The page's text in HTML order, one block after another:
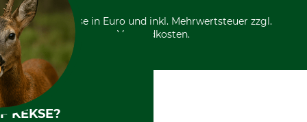
*Alle Preise in Euro und inkl. Mehrwertsteuer zzgl.
Versandkosten.
KEKSE?